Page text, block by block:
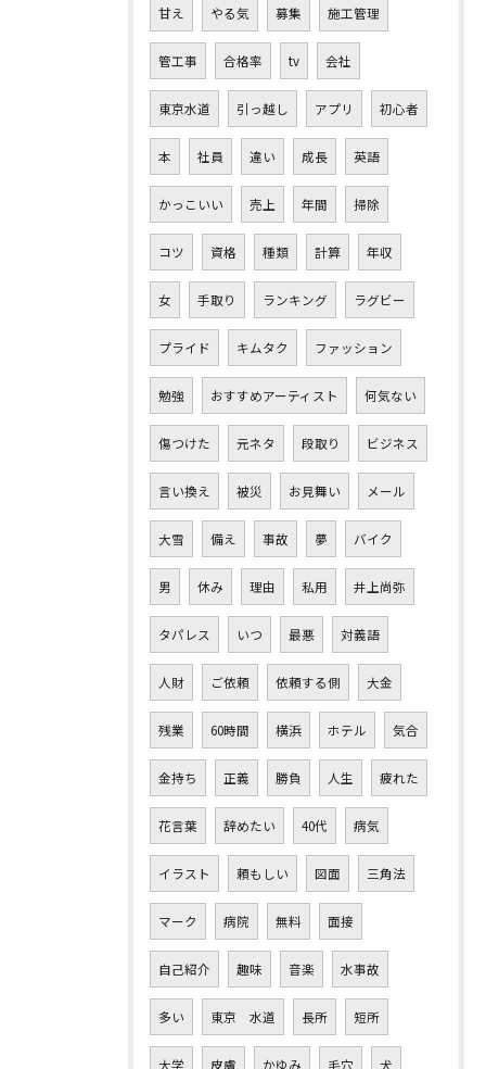
甘え やる気 募集 施工管理
管工事 合格率 tv 会社
東京水道 引っ越し アプリ 初心者
本 社員 違い 成長 英語
かっこいい 売上 年間 掃除
コツ 資格 種類 計算 年収
女 手取り ランキング ラグビー
プライド キムタク ファッション
勉強 おすすめアーティスト 何気ない
傷つけた 元ネタ 段取り ビジネス
言い換え 被災 お見舞い メール
大雪 備え 事故 夢 バイク
男 休み 理由 私用 井上尚弥
タパレス いつ 最悪 対義語
人財 ご依頼 依頼する側 大金
残業 60時間 横浜 ホテル 気合
金持ち 正義 勝負 人生 疲れた
花言葉 辞めたい 40代 病気
イラスト 頼もしい 図面 三角法
マーク 病院 無料 面接
自己紹介 趣味 音楽 水事故
多い 東京 水道 長所 短所
大学 皮膚 かゆみ 毛穴 犬